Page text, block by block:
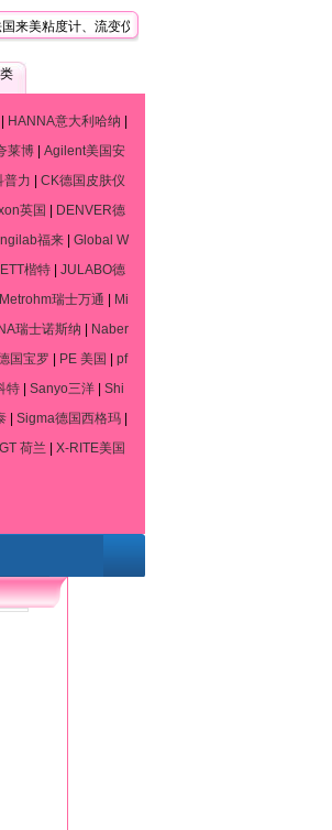
粘度计、流变仪、质构仪技术服务中心)，是一家专
HANNA意大利哈纳
莱博
Agilent美国安
普力
CK德国皮肤仪
英国
DENVER德
福来
Global W
楷特
JULABO德
Metrohm瑞士万通
Mi
瑞士诺斯纳
Naber
国宝罗 PE 美国
pf
特 Sanyo三洋
Shi
| Sigma德国西格玛|
IGT 荷兰
X-RITE美国